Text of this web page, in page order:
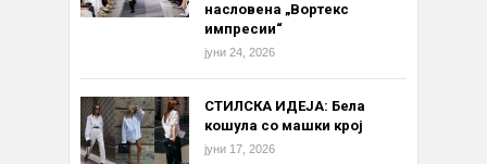
насловена „Вортекс
импресии“
јуни 24, 2026
СТИЛСКА ИДЕЈА: Бела
кошула со машки крој
јуни 17, 2026